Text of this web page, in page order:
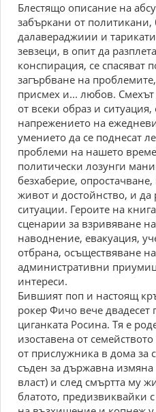
Блестящо описание на
забъркани от политикани,
далавераджиии и
зевзеци, в опит да
конспирация, се спасяват
загърбване на
присмех и... любов.
от всеки образ и
напрежението на
умението да се поднесат
проблеми на нашето
политически лозунги
безхаберие,
живот и достойнство, и да
ситуации. Героите на
сценарии за взривяване
наводнение, евакуация,
отбрана, осъществяване
административни
интереси.
Бившият поп и настоящ
рокер Фичо вече
циганката Росина. Тя е
изоставена от
от прислужника в дома за
съден за държавна измяна
власт) и след смъртта му
блатото, предизвиквайки